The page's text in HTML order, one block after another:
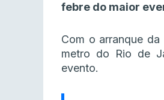
febre do maior
Com o arranque
metro do Rio de
evento.